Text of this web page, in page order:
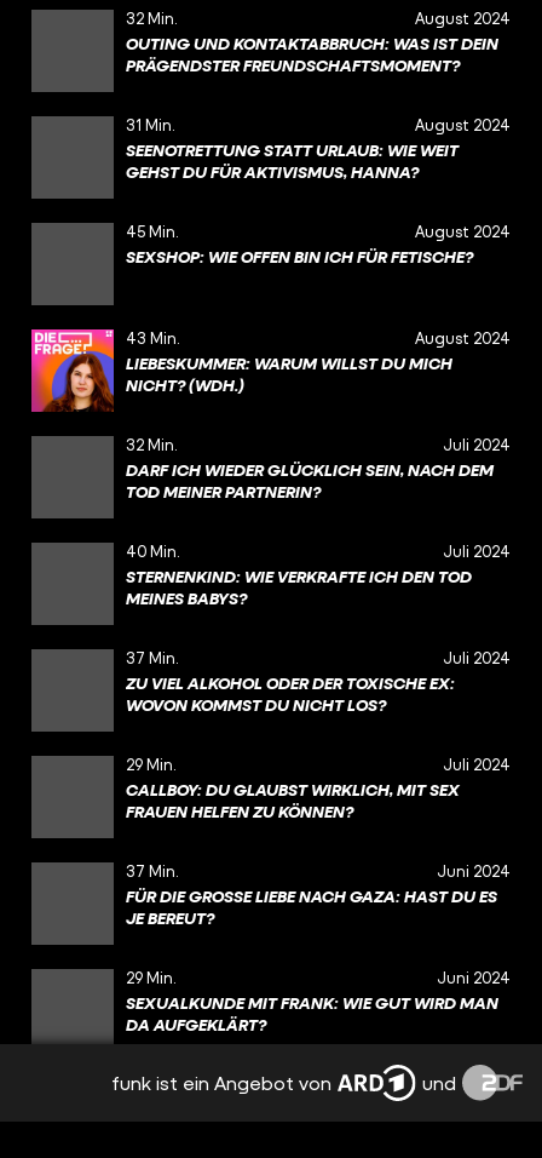
32 Min. August 2024
OUTING UND KONTAKTABBRUCH: WAS IST DEIN
PRÄGENDSTER FREUNDSCHAFTSMOMENT?
31 Min. August 2024
SEENOTRETTUNG STATT URLAUB: WIE WEIT
GEHST DU FÜR AKTIVISMUS, HANNA?
45 Min. August 2024
SEXSHOP: WIE OFFEN BIN ICH FÜR FETISCHE?
43 Min. August 2024
LIEBESKUMMER: WARUM WILLST DU MICH
NICHT? (WDH.)
32 Min. Juli 2024
DARF ICH WIEDER GLÜCKLICH SEIN, NACH DEM
TOD MEINER PARTNERIN?
40 Min. Juli 2024
STERNENKIND: WIE VERKRAFTE ICH DEN TOD
MEINES BABYS?
37 Min. Juli 2024
ZU VIEL ALKOHOL ODER DER TOXISCHE EX:
WOVON KOMMST DU NICHT LOS?
29 Min. Juli 2024
CALLBOY: DU GLAUBST WIRKLICH, MIT SEX
FRAUEN HELFEN ZU KÖNNEN?
37 Min. Juni 2024
FÜR DIE GROSSE LIEBE NACH GAZA: HAST DU ES J
E BEREUT?
29 Min. Juni 2024
SEXUALKUNDE MIT FRANK: WIE GUT WIRD MAN
DA AUFGEKLÄRT?
31 Min. Juni 2024
funk ist ein Angebot von und